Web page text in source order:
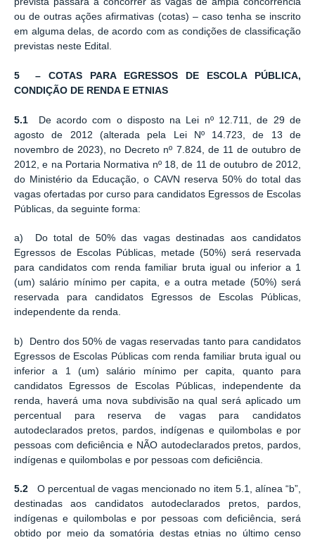
ou de outras ações afirmativas (cotas) ‒ caso tenha se inscrito
em alguma delas, de acordo com as condições de classificação
previstas neste Edital.
5 – COTAS PARA EGRESSOS DE ESCOLA PÚBLICA,
CONDIÇÃO DE RENDA E ETNIAS
5.1 De acordo com o disposto na Lei nº 12.711, de 29 de
agosto de 2012 (alterada pela Lei Nº 14.723, de 13 de
novembro de 2023), no Decreto nº 7.824, de 11 de outubro de
2012, e na Portaria Normativa nº 18, de 11 de outubro de 2012,
do Ministério da Educação, o CAVN reserva 50% do total das
vagas ofertadas por curso para candidatos Egressos de Escolas
Públicas, da seguinte forma:
a) Do total de 50% das vagas destinadas aos candidatos
Egressos de Escolas Públicas, metade (50%) será reservada
para candidatos com renda familiar bruta igual ou inferior a 1
(um) salário mínimo per capita, e a outra metade (50%) será
reservada para candidatos Egressos de Escolas Públicas,
independente da renda.
b) Dentro dos 50% de vagas reservadas tanto para candidatos
Egressos de Escolas Públicas com renda familiar bruta igual ou
inferior a 1 (um) salário mínimo per capita, quanto para
candidatos Egressos de Escolas Públicas, independente da
renda, haverá uma nova subdivisão na qual será aplicado um
percentual para reserva de vagas para candidatos
autodeclarados pretos, pardos, indígenas e quilombolas e por
pessoas com deficiência e NÃO autodeclarados pretos, pardos,
indígenas e quilombolas e por pessoas com deficiência.
5.2 O percentual de vagas mencionado no item 5.1, alínea “b”,
destinadas aos candidatos autodeclarados pretos, pardos,
indígenas e quilombolas e por pessoas com deficiência, será
obtido por meio da somatória destas etnias no último censo